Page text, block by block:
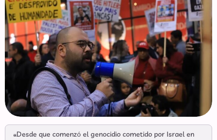
«Desde que comenzó el genocidio cometido por Israel en